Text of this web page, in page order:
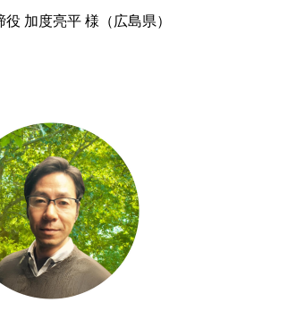
加度亮平 様（広島県）